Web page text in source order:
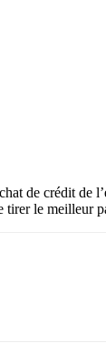
de crédit de
tirer le meilleur